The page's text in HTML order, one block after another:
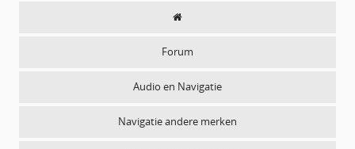
Forum
Audio en Navigatie
Navigatie andere merken